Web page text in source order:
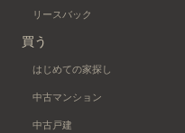
リースバック
買う
はじめての家探し
中古マンション
中古戸建